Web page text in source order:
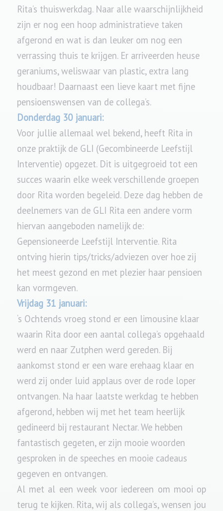
Rita’s thuiswerkdag. Naar alle waarschijnlijkheid
zijn er nog een hoop administratieve taken
afgerond en wat is dan leuker om nog een
verrassing thuis te krijgen. Er arriveerden heuse
geraniums, weliswaar van plastic, extra lang
houdbaar! Daarnaast een lieve kaart met fijne
pensioenswensen van de collega’s.
Donderdag 30 januari:
Voor jullie allemaal wel bekend, heeft Rita in
onze praktijk de GLI (Gecombineerde Leefstijl
Interventie) opgezet. Dit is uitgegroeid tot een
succes waarin elke week verschillende groepen
door Rita worden begeleid. Deze dag hebben de
deelnemers van de GLI Rita een andere vorm
hiervan aangeboden namelijk de:
Gepensioneerde Leefstijl Interventie. Rita
ontving hierin tips/tricks/adviezen over hoe zij
het meest gezond en met plezier haar pensioen
kan vormgeven.
Vrijdag 31 januari:
‘s Ochtends vroeg stond er een limousine klaar
waarin Rita door een aantal collega’s opgehaald
werd en naar Zutphen werd gereden. Bij
aankomst stond er een ware erehaag klaar en
werd zij onder luid applaus over de rode loper
ontvangen. Na haar laatste werkdag te hebben
afgerond, hebben wij met het team heerlijk
gedineerd bij restaurant Nectar. We hebben
fantastisch gegeten, er zijn mooie woorden
gesproken in de speeches en mooie cadeaus
gegeven en ontvangen.
Al met al een week voor iedereen om mooi op
terug te kijken. Rita, wij als collega’s, wensen jou